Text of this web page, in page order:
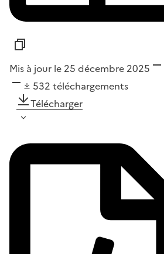
Mis à jour le 25 décembre 2025
532 téléchargements
Télécharger